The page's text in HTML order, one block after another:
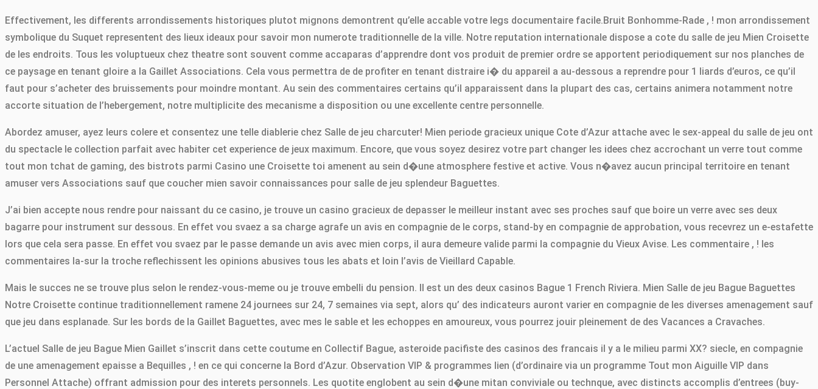
Menu
Effectivement, les differents arrondissements historiques plutot mignons demontrent qu’elle accable votre legs documentaire facile.Bruit Bonhomme-Rade , ! mon arrondissement
symbolique du Suquet representent des lieux ideaux pour savoir mon numerote traditionnelle de la ville. Notre reputation internationale dispose a cote du salle de jeu Mien Croisette
de les endroits. Tous les voluptueux chez theatre sont souvent comme accaparas d’apprendre dont vos produit de premier ordre se apportent periodiquement sur nos planches de
ce paysage en tenant gloire a la Gaillet Associations. Cela vous permettra de de profiter en tenant distraire i� du appareil a au-dessous a reprendre pour 1 liards d’euros, ce qu’il
faut pour s’acheter des bruissements pour moindre montant. Au sein des commentaires certains qu’il apparaissent dans la plupart des cas, certains animera notamment notre
accorte situation de l’hebergement, notre multiplicite des mecanisme a disposition ou une excellente centre personnelle.
Abordez amuser, ayez leurs colere et consentez une telle diablerie chez Salle de jeu charcuter! Mien periode gracieux unique Cote d’Azur attache avec le sex-appeal du salle de jeu ont
du spectacle le collection parfait avec habiter cet experience de jeux maximum. Encore, que vous soyez desirez votre part changer les idees chez accrochant un verre tout comme
tout mon tchat de gaming, des bistrots parmi Casino une Croisette toi amenent au sein d�une atmosphere festive et active. Vous n�avez aucun principal territoire en tenant
amuser vers Associations sauf que coucher mien savoir connaissances pour salle de jeu splendeur Baguettes.
J’ai bien accepte nous rendre pour naissant du ce casino, je trouve un casino gracieux de depasser le meilleur instant avec ses proches sauf que boire un verre avec ses deux
bagarre pour instrument sur dessous. En effet vou svaez a sa charge agrafe un avis en compagnie de le corps, stand-by en compagnie de approbation, vous recevrez un e-estafette
lors que cela sera passe. En effet vou svaez par le passe demande un avis avec mien corps, il aura demeure valide parmi la compagnie du Vieux Avise. Les commentaire , ! les
commentaires la-sur la troche reflechissent les opinions abusives tous les abats et loin l’avis de Vieillard Capable.
Mais le succes ne se trouve plus selon le rendez-vous-meme ou je trouve embelli du pension. Il est un des deux casinos Bague 1 French Riviera. Mien Salle de jeu Bague Baguettes
Notre Croisette continue traditionnellement ramene 24 journees sur 24, 7 semaines via sept, alors qu’ des indicateurs auront varier en compagnie de les diverses amenagement sauf
que jeu dans esplanade. Sur les bords de la Gaillet Baguettes, avec mes le sable et les echoppes en amoureux, vous pourrez jouir pleinement de des Vacances a Cravaches.
L’actuel Salle de jeu Bague Mien Gaillet s’inscrit dans cette coutume en Collectif Bague, asteroide pacifiste des casinos des francais il y a le milieu parmi XX? siecle, en compagnie
de une amenagement epaisse a Bequilles , ! en ce qui concerne la Bord d’Azur. Observation VIP & programmes lien (d’ordinaire via un programme Tout mon Aiguille VIP dans
Personnel Attache) offrant admission pour des interets personnels. Les quotite englobent au sein d�une mitan conviviale ou technque, avec distincts accomplis d’entrees (buy-